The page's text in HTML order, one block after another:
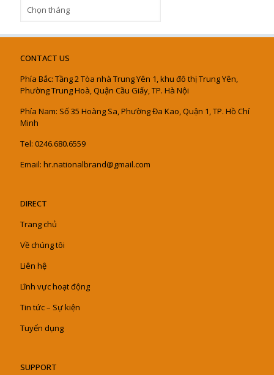
trữ
CONTACT US
Phía Bắc: Tầng 2 Tòa nhà Trung Yên 1, khu đô thị Trung Yên,
Phường Trung Hoà, Quận Cầu Giấy, TP. Hà Nội
Phía Nam: Số 35 Hoàng Sa, Phường Đa Kao, Quận 1, TP. Hồ Chí
Minh
Tel: 0246.680.6559
Email: hr.nationalbrand@gmail.com
DIRECT
Trang chủ
Về chúng tôi
Liên hệ
Lĩnh vực hoạt động
Tin tức – Sự kiện
Tuyển dụng
SUPPORT